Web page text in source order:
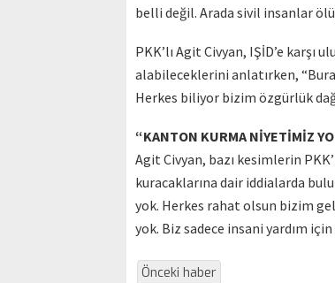
belli değil. Arada sivil insanlar
PKK’lı Agit Civyan, IŞİD’e
alabileceklerini anlatırken,
Herkes biliyor bizim özgürlük
“KANTON KURMA NİYETİMİZ
Agit Civyan, bazı kesimlerin
kuracaklarına dair iddialarda
yok. Herkes rahat olsun bizim
yok. Biz sadece insani yardım
Önceki haber